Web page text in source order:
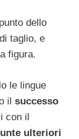
dello
taglio, e
figura.
le lingue
il successo
con il
ulteriori